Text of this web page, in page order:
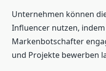
Unternehmen können
Influencer nutzen, indem
Markenbotschafter
und Projekte bewerben